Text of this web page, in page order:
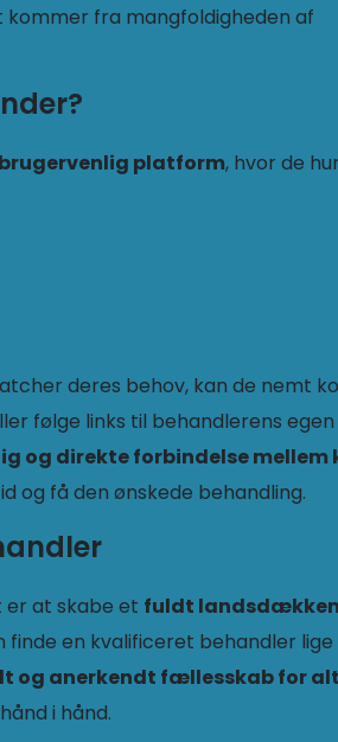
fra mangfoldigheden af
platform, hvor de
deres behov, kan de nemt
følge links til behandlerens
og direkte forbindelse mellem
og få den ønskede behandling.
at skabe et fuldt
finde en kvalificeret behandler
og anerkendt fællesskab for
i hånd.